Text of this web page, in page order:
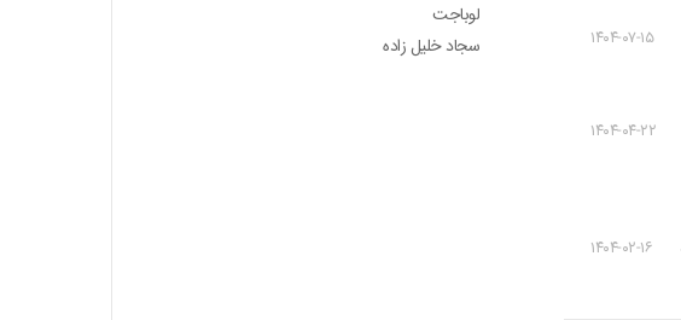
۱۴۰۴-۰۷-۱۵
۱۴۰۴-۰۴-۲۲
۱۴۰۴-۰۲-۱۶
لوباجت
سجاد خلیل زاده